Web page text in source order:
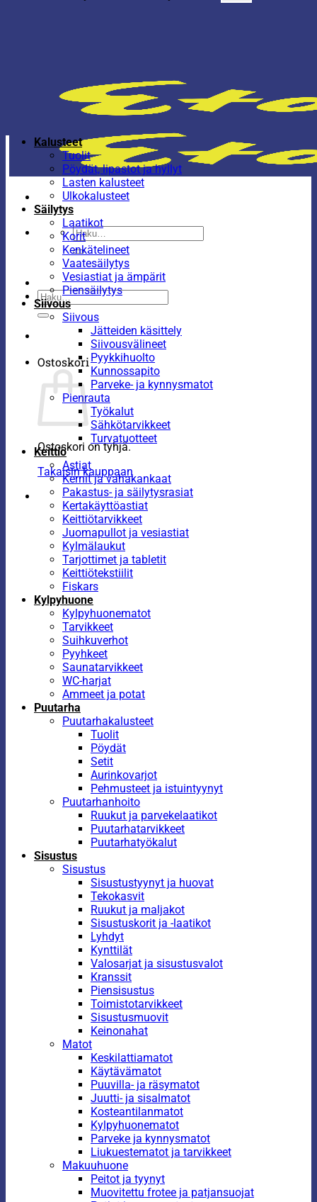
Etsi:
Etsi:
Ostoskori
Ostoskori on tyhjä.
Takaisin kauppaan
Kalusteet
Tuolit
Pöydät, lipastot ja hyllyt
Lasten kalusteet
Ulkokalusteet
Säilytys
Laatikot
Korit
Kenkätelineet
Vaatesäilytys
Vesiastiat ja ämpärit
Piensäilytys
Siivous
Siivous
Jätteiden käsittely
Siivousvälineet
Pyykkihuolto
Kunnossapito
Parveke- ja kynnysmatot
Pienrauta
Työkalut
Sähkötarvikkeet
Turvatuotteet
Keittiö
Astiat
Kernit ja vahakankaat
Pakastus- ja säilytysrasiat
Kertakäyttöastiat
Keittiötarvikkeet
Juomapullot ja vesiastiat
Kylmälaukut
Tarjottimet ja tabletit
Keittiötekstiilit
Fiskars
Kylpyhuone
Kylpyhuonematot
Tarvikkeet
Suihkuverhot
Pyyhkeet
Saunatarvikkeet
WC-harjat
Ammeet ja potat
Puutarha
Puutarhakalusteet
Tuolit
Pöydät
Setit
Aurinkovarjot
Pehmusteet ja istuintyynyt
Puutarhanhoito
Ruukut ja parvekelaatikot
Puutarhatarvikkeet
Puutarhatyökalut
Sisustus
Sisustus
Sisustustyynyt ja huovat
Tekokasvit
Ruukut ja maljakot
Sisustuskorit ja -laatikot
Lyhdyt
Kynttilät
Valosarjat ja sisustusvalot
Kranssit
Piensisustus
Toimistotarvikkeet
Sisustusmuovit
Keinonahat
Matot
Keskilattiamatot
Käytävämatot
Puuvilla- ja räsymatot
Juutti- ja sisalmatot
Kosteantilanmatot
Kylpyhuonematot
Parveke ja kynnysmatot
Liukuestematot ja tarvikkeet
Makuuhuone
Peitot ja tyynyt
Muovitettu frotee ja patjansuojat